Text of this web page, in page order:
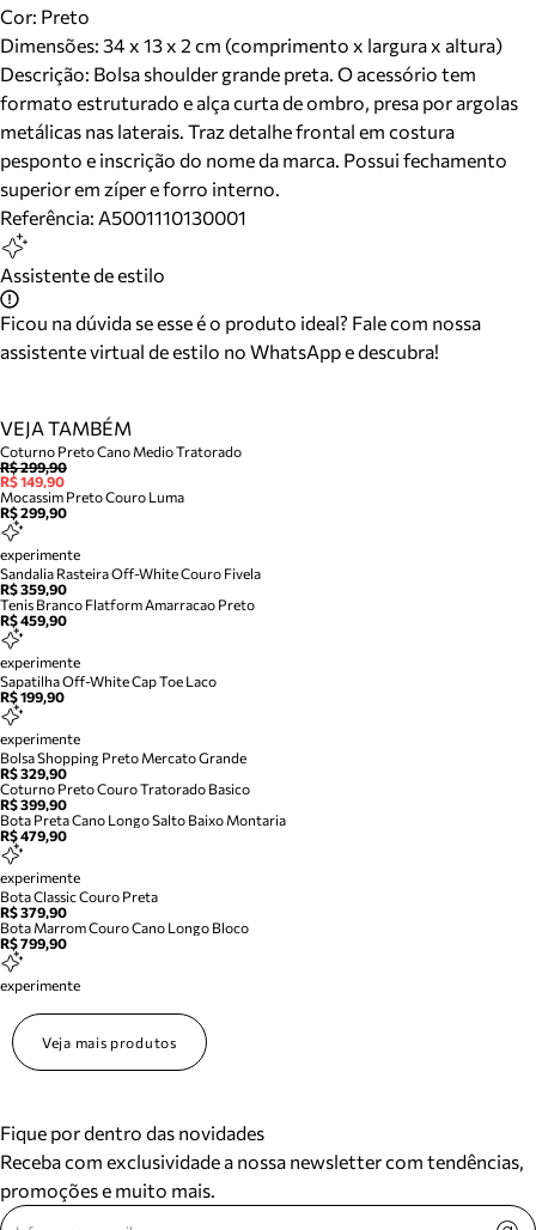
Cor: Preto
Dimensões: 34 x 13 x 2 cm (comprimento x largura x altura)
Descrição: Bolsa shoulder grande preta. O acessório tem
formato estruturado e alça curta de ombro, presa por argolas
metálicas nas laterais. Traz detalhe frontal em costura
pesponto e inscrição do nome da marca. Possui fechamento
superior em zíper e forro interno.
Referência: A5001110130001
Assistente de estilo
Ficou na dúvida se esse é o produto ideal? Fale com nossa
assistente virtual de estilo no WhatsApp e descubra!
VEJA TAMBÉM
Coturno Preto Cano Medio Tratorado
R$ 299,90
R$ 149,90
Mocassim Preto Couro Luma
R$ 299,90
experimente
Sandalia Rasteira Off-White Couro Fivela
R$ 359,90
Tenis Branco Flatform Amarracao Preto
R$ 459,90
experimente
Sapatilha Off-White Cap Toe Laco
R$ 199,90
experimente
Bolsa Shopping Preto Mercato Grande
R$ 329,90
Coturno Preto Couro Tratorado Basico
R$ 399,90
Bota Preta Cano Longo Salto Baixo Montaria
R$ 479,90
experimente
Bota Classic Couro Preta
R$ 379,90
Bota Marrom Couro Cano Longo Bloco
R$ 799,90
experimente
Veja mais produtos
Fique por dentro das novidades
Receba com exclusividade a nossa newsletter com tendências,
promoções e muito mais.